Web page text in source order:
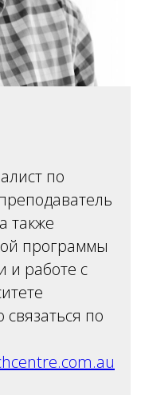
по
также
программы
и работе с
по